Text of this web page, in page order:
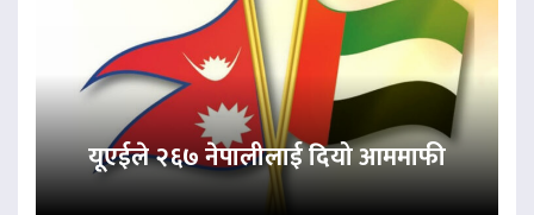
यूएईले २६७ नेपालीलाई दियो आममाफी